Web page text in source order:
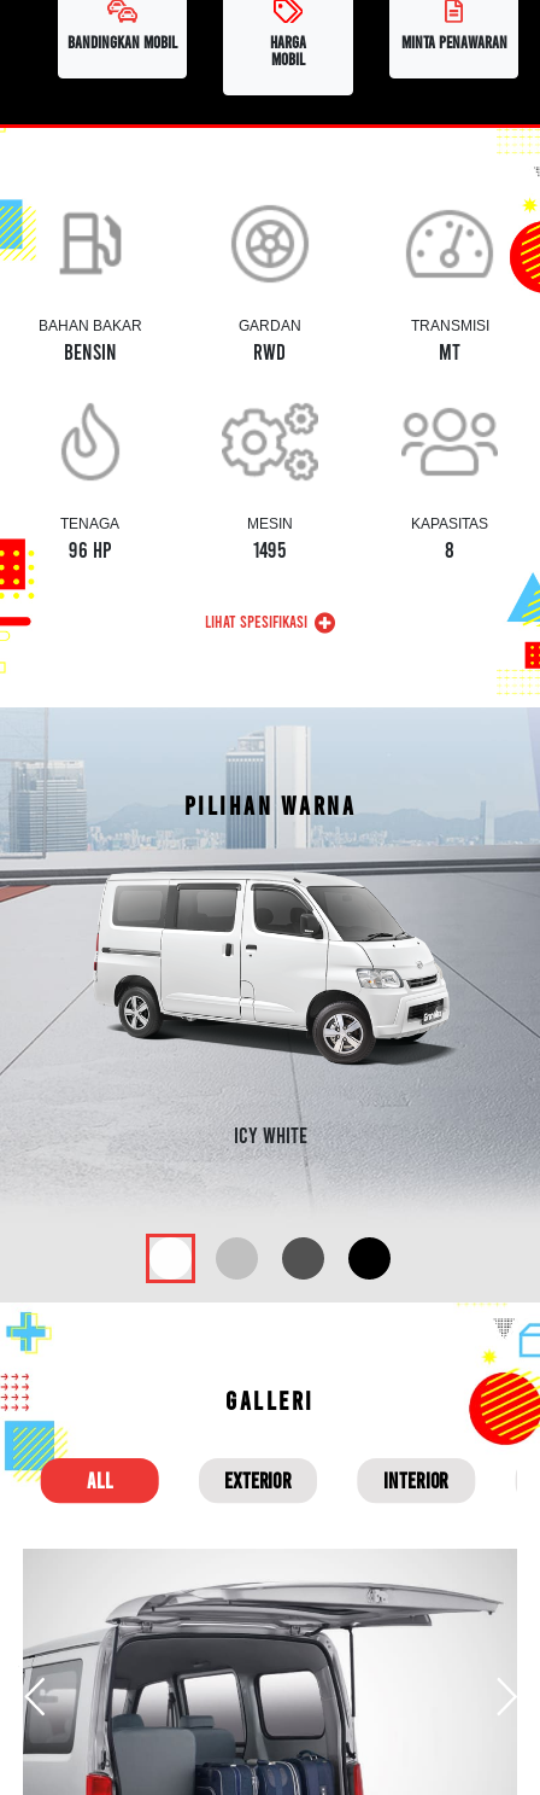
BANDINGKAN MOBIL
HARGA
MOBIL
MINTA PENAWARAN
BAHAN BAKAR
BENSIN
GARDAN
RWD
TRANSMISI
MT
TENAGA
96 HP
MESIN
1495
KAPASITAS
8
LIHAT SPESIFIKASI
PILIHAN WARNA
Classic Silver
GALLERI
ALL EXTERIOR INTERIOR